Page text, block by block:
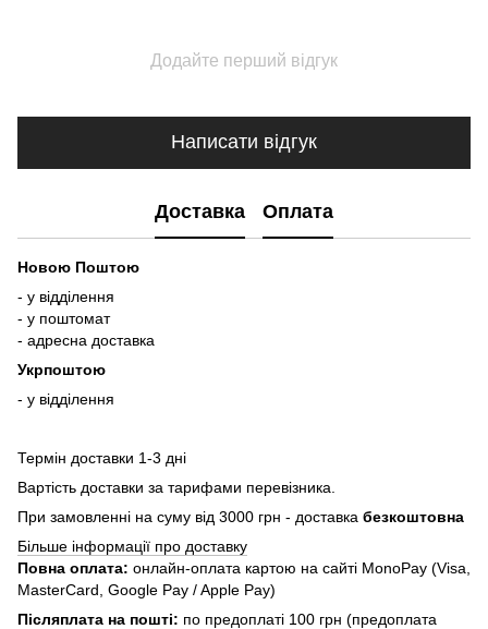
Додайте перший відгук
Написати відгук
Доставка Оплата
Новою Поштою
- у відділення
- у поштомат
- адресна доставка
Укрпоштою
- у відділення
Термін доставки 1-3 дні
Вартість доставки за тарифами перевізника.
При замовленні на суму від 3000 грн - доставка безкоштовна
Більше інформації про доставку
Повна оплата: онлайн-оплата картою на сайті MonoPay (Visa,
MasterCard, Google Pay / Apple Pay)
Післяплата на пошті: по предоплаті 100 грн (предоплата